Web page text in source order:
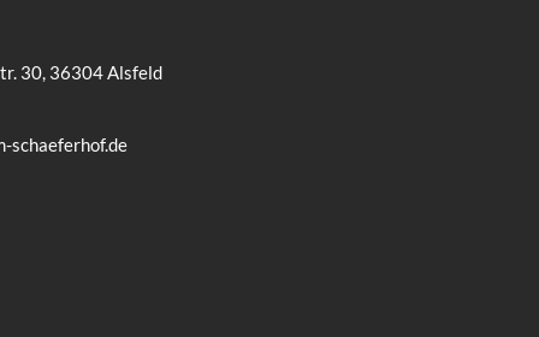
30, 36304 Alsfeld
schaeferhof.de